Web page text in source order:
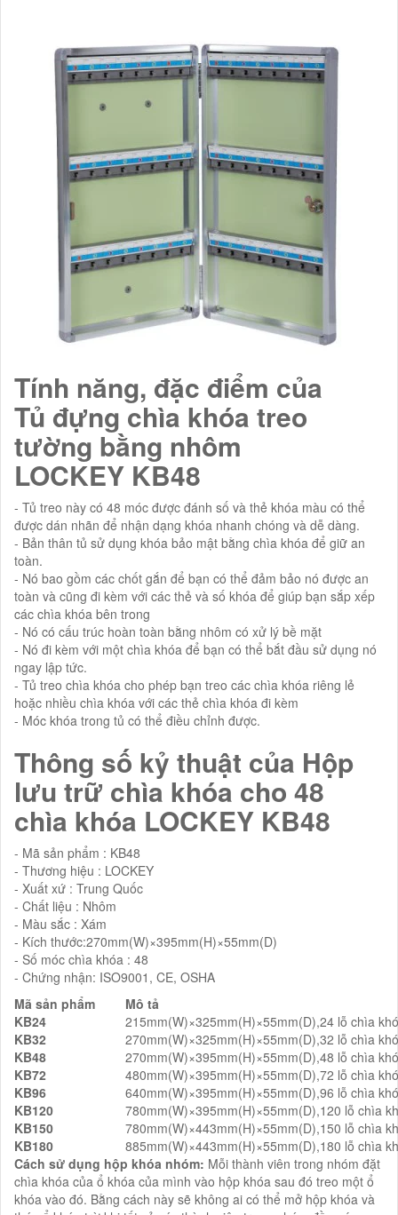
Tính năng, đặc điểm của
Tủ đựng chìa khóa treo
tường bằng nhôm
LOCKEY KB48
- Tủ treo này có 48 móc được đánh số và thẻ khóa màu có thể
được dán nhãn để nhận dạng khóa nhanh chóng và dễ dàng.
- Bản thân tủ sử dụng khóa bảo mật bằng chìa khóa để giữ an
toàn.
- Nó bao gồm các chốt gắn để bạn có thể đảm bảo nó được an
toàn và cũng đi kèm với các thẻ và số khóa để giúp bạn sắp xếp
các chìa khóa bên trong
- Nó có cấu trúc hoàn toàn bằng nhôm có xử lý bề mặt
- Nó đi kèm với một chìa khóa để bạn có thể bắt đầu sử dụng nó
ngay lập tức.
- Tủ treo chìa khóa cho phép bạn treo các chìa khóa riêng lẻ
hoặc nhiều chìa khóa với các thẻ chìa khóa đi kèm
- Móc khóa trong tủ có thể điều chỉnh được.
Thông số kỷ thuật của Hộp
lưu trữ chìa khóa cho 48
chìa khóa LOCKEY KB48
- Mã sản phẩm : KB48
- Thương hiệu : LOCKEY
- Xuất xứ : Trung Quốc
- Chất liệu : Nhôm
- Màu sắc : Xám
- Kích thước:270mm(W)×395mm(H)×55mm(D)
- Số móc chìa khóa : 48
- Chứng nhận: ISO9001, CE, OSHA
Mã sản phẩm
Mô tả
KB24
215mm(W)×325mm(H)×55mm(D),24 lỗ chìa
KB32
270mm(W)×325mm(H)×55mm(D),32 lỗ chìa
KB48
270mm(W)×395mm(H)×55mm(D),48 lỗ chìa
KB72
480mm(W)×395mm(H)×55mm(D),72 lỗ chìa
KB96
640mm(W)×395mm(H)×55mm(D),96 lỗ chìa
KB120
780mm(W)×395mm(H)×55mm(D),120 lỗ chìa
KB150
780mm(W)×443mm(H)×55mm(D),150 lỗ chìa
KB180
885mm(W)×443mm(H)×55mm(D),180 lỗ chìa
Cách sử dụng hộp khóa nhóm: Mỗi thành viên trong nhóm đặt
chìa khóa của ổ khóa của mình vào hộp khóa sau đó treo một ổ
khóa vào đó. Bằng cách này sẽ không ai có thể mở hộp khóa và